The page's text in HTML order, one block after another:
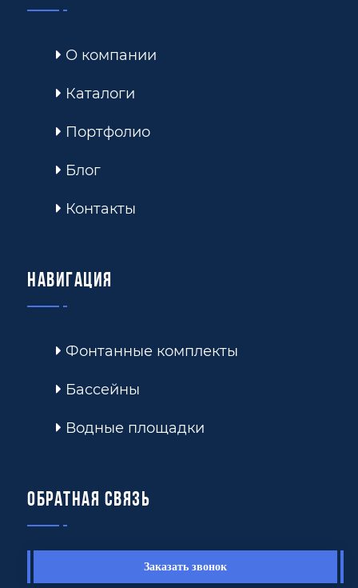
О компании
Каталоги
Портфолио
Блог
Контакты
Навигация
Фонтанные комплекты
Бассейны
Водные площадки
Обратная связь
Заказать звонок